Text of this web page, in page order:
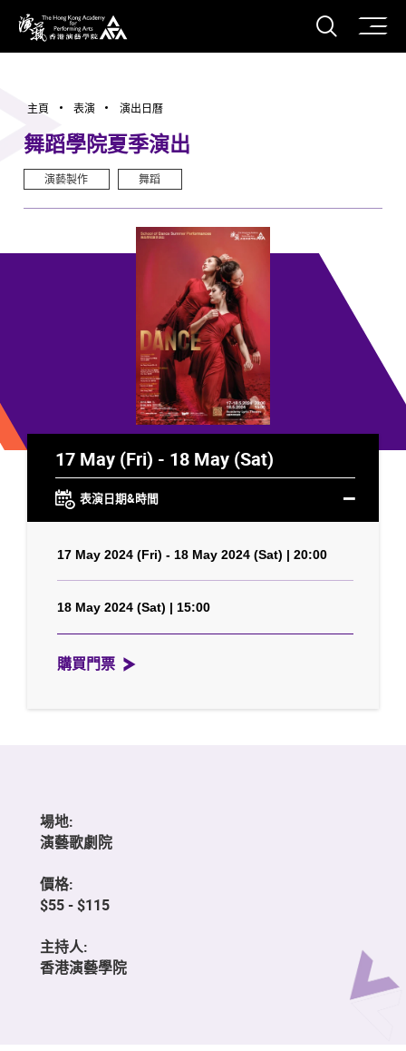
香港演藝學院
打開
主頁 表演 演出日曆
舞蹈學院夏季演出
演藝製作 舞蹈
17 May (Fri) - 18 May (Sat)
表演日期&時間
17 May 2024 (Fri) - 18 May 2024 (Sat) | 20:00
18 May 2024 (Sat) | 15:00
購買門票
場地:
演藝歌劇院
價格:
$55 - $115
主持人:
香港演藝學院